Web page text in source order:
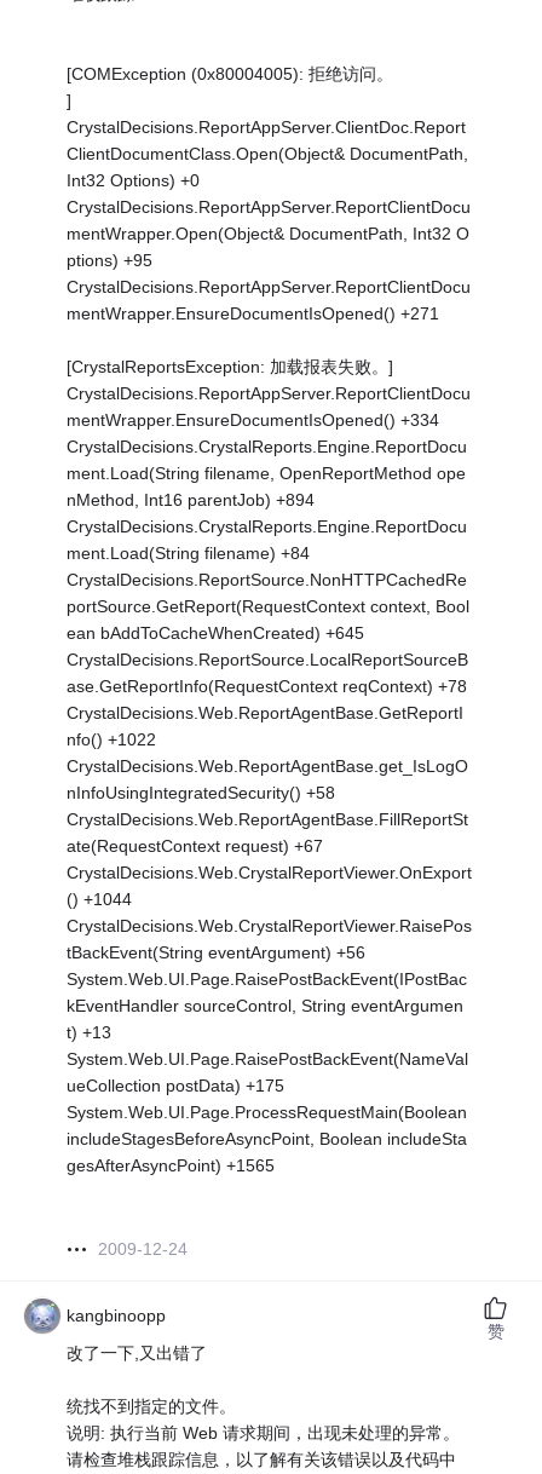
[COMException (0x80004005): 拒绝访问。
]
CrystalDecisions.ReportAppServer.ClientDoc.Report
ClientDocumentClass.Open(Object& DocumentPath,
Int32 Options) +0
CrystalDecisions.ReportAppServer.ReportClientDocu
mentWrapper.Open(Object& DocumentPath, Int32 O
ptions) +95
CrystalDecisions.ReportAppServer.ReportClientDocu
mentWrapper.EnsureDocumentIsOpened() +271
[CrystalReportsException: 加载报表失败。]
CrystalDecisions.ReportAppServer.ReportClientDocu
mentWrapper.EnsureDocumentIsOpened() +334
CrystalDecisions.CrystalReports.Engine.ReportDocu
ment.Load(String filename, OpenReportMethod ope
nMethod, Int16 parentJob) +894
CrystalDecisions.CrystalReports.Engine.ReportDocu
ment.Load(String filename) +84
CrystalDecisions.ReportSource.NonHTTPCachedRe
portSource.GetReport(RequestContext context, Bool
ean bAddToCacheWhenCreated) +645
CrystalDecisions.ReportSource.LocalReportSourceB
ase.GetReportInfo(RequestContext reqContext) +78
CrystalDecisions.Web.ReportAgentBase.GetReportI
nfo() +1022
CrystalDecisions.Web.ReportAgentBase.get_IsLogO
nInfoUsingIntegratedSecurity() +58
CrystalDecisions.Web.ReportAgentBase.FillReportSt
ate(RequestContext request) +67
CrystalDecisions.Web.CrystalReportViewer.OnExport
() +1044
CrystalDecisions.Web.CrystalReportViewer.RaisePos
tBackEvent(String eventArgument) +56
System.Web.UI.Page.RaisePostBackEvent(IPostBac
kEventHandler sourceControl, String eventArgumen
t) +13
System.Web.UI.Page.RaisePostBackEvent(NameVal
ueCollection postData) +175
System.Web.UI.Page.ProcessRequestMain(Boolean
includeStagesBeforeAsyncPoint, Boolean includeSta
gesAfterAsyncPoint) +1565
2009-12-24
kangbinoopp
改了一下,又出错了
统找不到指定的文件。
说明: 执行当前 Web 请求期间，出现未处理的异常。
请检查堆栈跟踪信息，以了解有关该错误以及代码中
赞